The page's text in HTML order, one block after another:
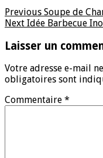
Previous Soupe de
Next Idée Barbecue
Laisser un
Votre adresse e-mail
obligatoires sont
Commentaire *